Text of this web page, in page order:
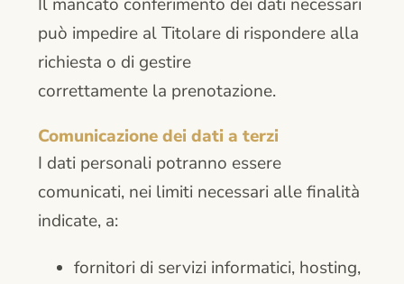
Il mancato conferimento dei dati necessari
può impedire al Titolare di rispondere alla
richiesta o di gestire
correttamente la prenotazione.
Comunicazione dei dati a terzi
I dati personali potranno essere
comunicati, nei limiti necessari alle finalità
indicate, a:
fornitori di servizi informatici, hosting,